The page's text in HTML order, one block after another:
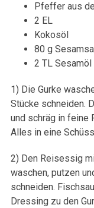
Pfeffer aus
2 EL
Kokosöl
80 g
2 TL Sesamöl
1) Die Gurke
Stücke schneiden.
und schräg in feine
Alles in eine
2) Den Reisessig
waschen, putzen
schneiden.
Dressing zu den